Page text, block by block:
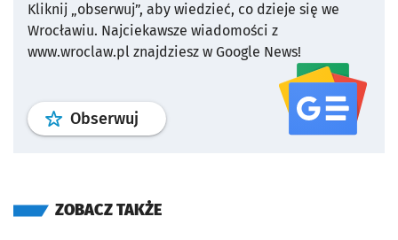
Kliknij „obserwuj”, aby wiedzieć, co dzieje się we
Wrocławiu. Najciekawsze wiadomości z
www.wroclaw.pl znajdziesz w Google News!
Obserwuj profil serwisu
ZOBACZ TAKŻE